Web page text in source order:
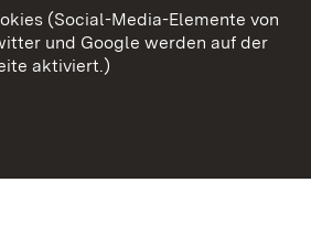
(Social-Media-Elemente von
und Google werden auf der
aktiviert.)